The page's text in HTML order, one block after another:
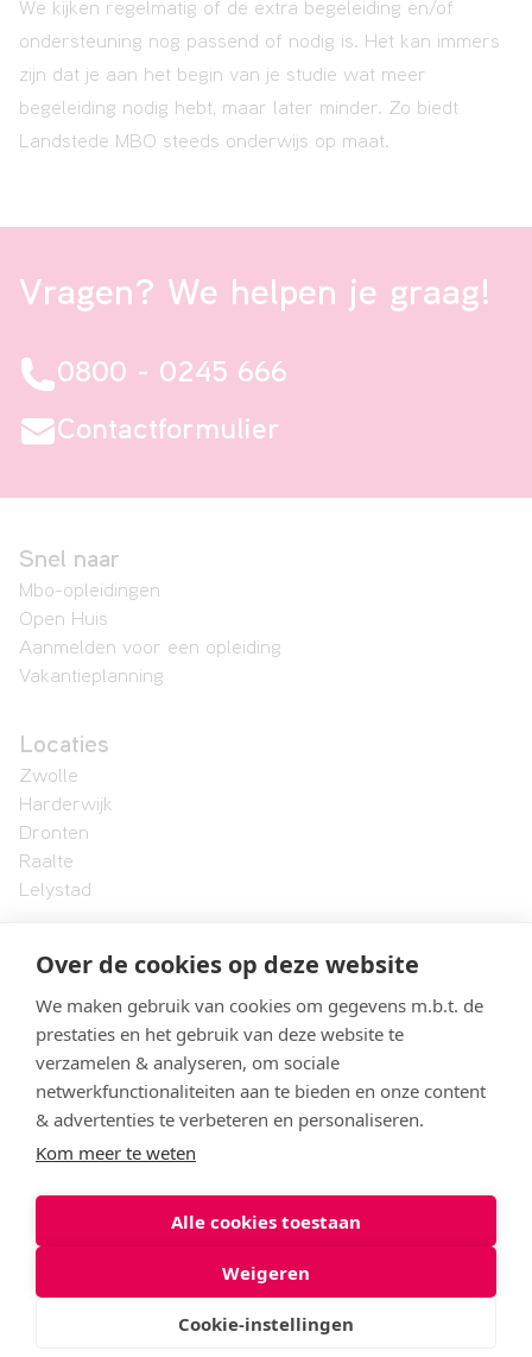
Over de cookies op deze website
We maken gebruik van cookies om gegevens m.b.t. de
prestaties en het gebruik van deze website te
verzamelen & analyseren, om sociale
netwerkfunctionaliteiten aan te bieden en onze content
& advertenties te verbeteren en personaliseren.
Kom meer te weten
Alle cookies toestaan
Weigeren
Cookie-instellingen
We kijken regelmatig of de extra begeleiding en/of
ondersteuning nog passend of nodig is. Het kan immers
zijn dat je aan het begin van je studie wat meer
begeleiding nodig hebt, maar later minder. Zo biedt
Landstede MBO steeds onderwijs op maat.
Vragen? We helpen je graag!
0800 - 0245 666
Contactformulier
Snel naar
Mbo-opleidingen
Open Huis
Aanmelden voor een opleiding
Vakantieplanning
Locaties
Zwolle
Harderwijk
Dronten
Raalte
Lelystad
Landstede MBO
Formele documenten en protocollen
Vacatures
Klachtenbehandeling
© 2026 Landstede MBO